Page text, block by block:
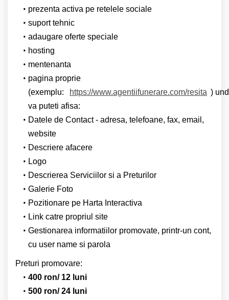
prezenta activa pe retelele sociale
suport tehnic
adaugare oferte speciale
hosting
mentenanta
pagina proprie
(exemplu:
https://www.agentiifunerare.com/resita )
va puteti afisa:
Datele de Contact - adresa, telefoane, fax, email,
website
Descriere afacere
Logo
Descrierea Serviciilor si a Preturilor
Galerie Foto
Pozitionare pe Harta Interactiva
Link catre propriul site
Gestionarea informatiilor promovate, printr-un cont,
cu user name si parola
Preturi promovare:
400 ron/ 12 luni
500 ron/ 24 luni